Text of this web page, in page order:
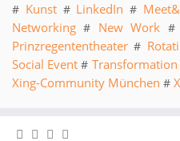
# Kunst# LinkedIn #
Networking # New Work #
Prinzregententheater #
Social Event # Transformation
Xing-Community München #